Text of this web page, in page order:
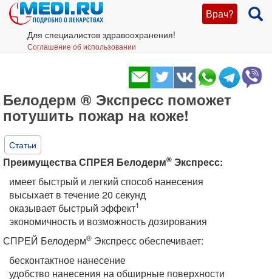
Врач?
Для специалистов здравоохранения!
Соглашение об использовании
Белодерм ® Экспресс поможет
потушить пожар на коже!
Статьи
Преимущества СПРЕЯ Белодерм® Экспресс:
имеет быстрый и легкий способ нанесения
высыхает в течение 20 секунд
оказывает быстрый эффект1
экономичность и возможность дозирования
СПРЕЙ Белодерм® Экспресс обеспечивает:
бесконтактное нанесение
удобство нанесения на обширные поверхности